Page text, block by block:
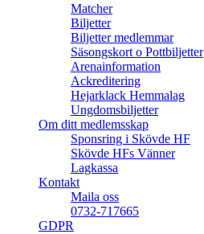
Matcher
Biljetter
Biljetter medlemmar
Säsongskort o Pottbiljetter
Arenainformation
Ackreditering
Hejarklack Hemmalag
Ungdomsbiljetter
Om ditt medlemsskap
Sponsring i Skövde HF
Skövde HFs Vänner
Lagkassa
Kontakt
Maila oss
0732-717665
GDPR